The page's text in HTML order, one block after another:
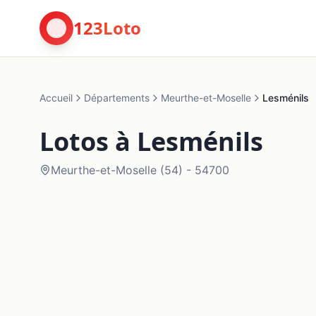
123Loto
Accueil Départements Meurthe-et-Moselle Lesménils
Lotos à Lesménils
Meurthe-et-Moselle (54) - 54700